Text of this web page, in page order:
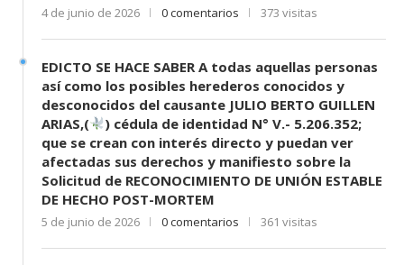
4 de junio de 2026 0 comentarios 373 visitas
EDICTO SE HACE SABER A todas aquellas personas
así como los posibles herederos conocidos y
desconocidos del causante JULIO BERTO GUILLEN
ARIAS,(
) cédula de identidad N° V.- 5.206.352;
que se crean con interés directo y puedan ver
afectadas sus derechos y manifiesto sobre la
Solicitud de RECONOCIMIENTO DE UNIÓN ESTABLE
DE HECHO POST-MORTEM
5 de junio de 2026 0 comentarios 361 visitas